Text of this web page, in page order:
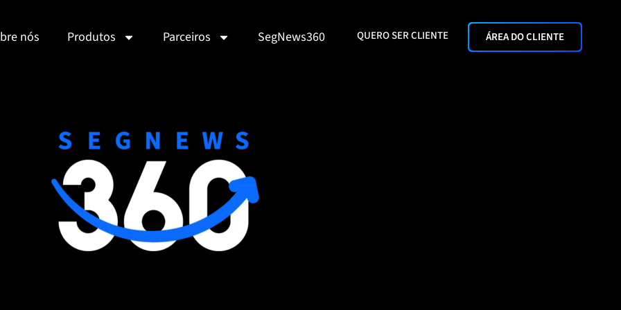
nós Produtos Parceiros SegNews360 QUERO SER CLIENTE ÁREA DO CLIENTE